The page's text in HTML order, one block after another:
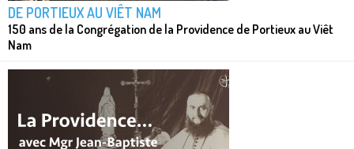
DE PORTIEUX AU VIÊT NAM
150 ans de la Congrégation de la Providence de Portieux au Viêt
Nam